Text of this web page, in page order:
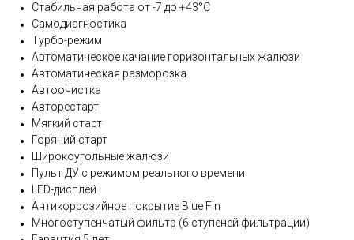
Стабильная работа от -7 до +43°C
Самодиагностика
Турбо-режим
Автоматическое качание горизонтальных жалюзи
Автоматическая разморозка
Автоочистка
Авторестарт
Мягкий старт
Горячий старт
Широкоугольные жалюзи
Пульт ДУ с режимом реального времени
LED-дисплей
Антикоррозийное покрытие Blue Fin
Многоступенчатый фильтр (6 ступеней фильтрации)